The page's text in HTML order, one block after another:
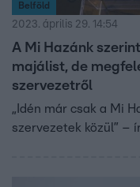
Belföld
2023. április 29. 14:54
A Mi Hazánk
majálist, de
szervezetről
„Idén már csak a Mi
szervezetek közül” –